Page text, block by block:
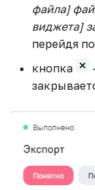
файла]
виджета]
перейдя
кнопка